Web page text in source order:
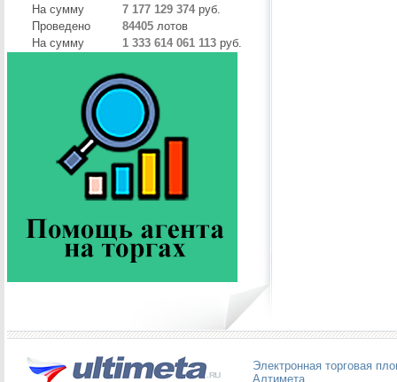
На сумму
7 177 129 374 руб.
Проведено
84405 лотов
На сумму
1 333 614 061 113 руб.
Электронная торговая
Алтимета.